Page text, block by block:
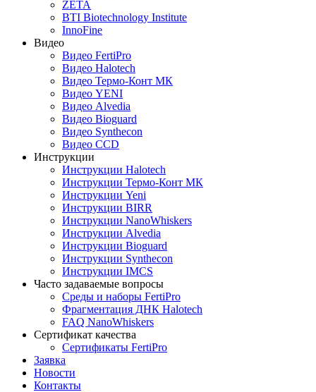
ZETA
BTI Biotechnology Institute
InnoFine
Видео
Видео FertiPro
Видео Halotech
Видео Термо-Конт МК
Видео YENI
Видео Alvedia
Видео Bioguard
Видео Synthecon
Видео CCD
Инструкции
Инструкции Halotech
Инструкции Термо-Конт МК
Инструкции Yeni
Инструкции BIRR
Инструкции NanoWhiskers
Инструкции Alvedia
Инструкции Bioguard
Инструкции Synthecon
Инструкции IMCS
Часто задаваемые вопросы
Среды и наборы FertiPro
Фрагментация ДНК Halotech
FAQ NanoWhiskers
Сертификат качества
Сертификаты FertiPro
Заявка
Новости
Контакты